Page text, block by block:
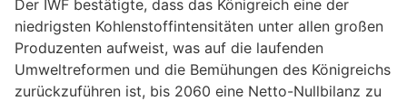
Der IWF bestätigte, dass das Königreich eine der
niedrigsten Kohlenstoffintensitäten unter allen großen
Produzenten aufweist, was auf die laufenden
Umweltreformen und die Bemühungen des Königreichs
zurückzuführen ist, bis 2060 eine Netto-Nullbilanz zu